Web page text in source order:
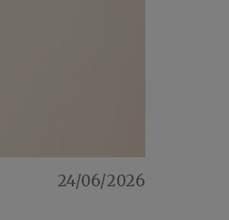
24/06/2026